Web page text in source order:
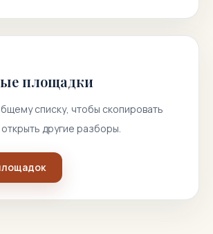
площадки
списку, чтобы скопировать
другие разборы.